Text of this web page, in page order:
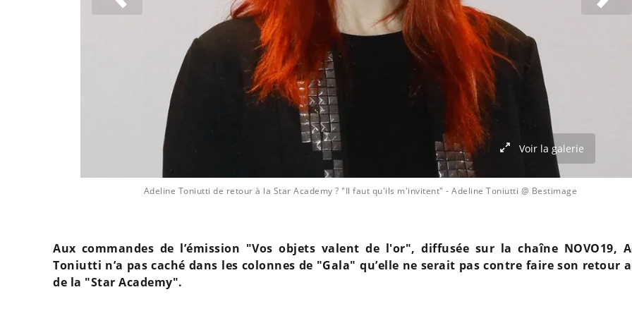
Adeline Toniutti de retour à la Star Academy ? "Il faut qu'ils m'invitent" - Adeline Toniutti @ Bestimage
Voir la galerie
Aux commandes de l’émission "Vos objets valent de l'or", diffusée sur la chaîne NOVO19,
Toniutti n’a pas caché dans les colonnes de "Gala" qu’elle ne serait pas contre faire son retour
de la "Star Academy".